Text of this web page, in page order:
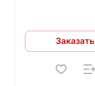
Заказать